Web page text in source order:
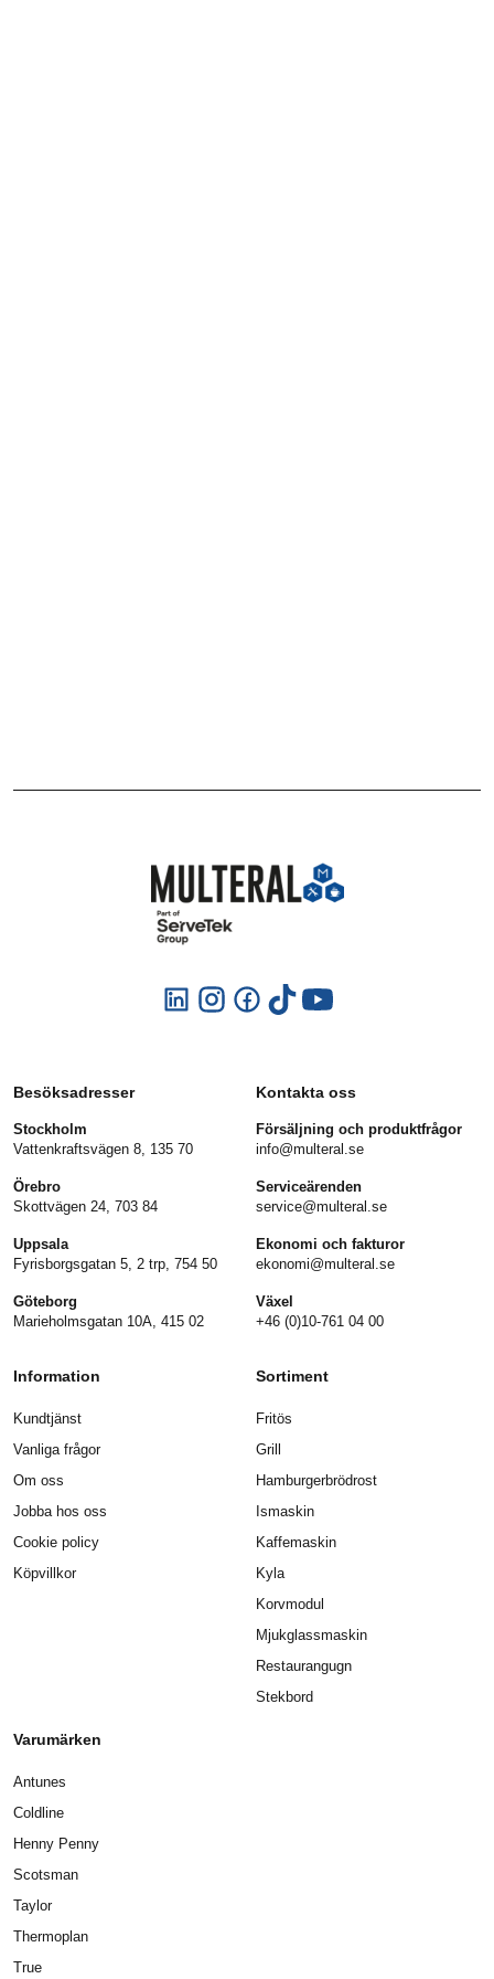
Besöksadresser
Stockholm
Vattenkraftsvägen 8, 135 70
Örebro
Skottvägen 24, 703 84
Uppsala
Fyrisborgsgatan 5, 2 trp, 754 50
Göteborg
Marieholmsgatan 10A, 415 02
Kontakta oss
Försäljning och produktfrågor
info@multeral.se
Serviceärenden
service@multeral.se
Ekonomi och fakturor
ekonomi@multeral.se
Växel
+46 (0)10-761 04 00
Information
Kundtjänst
Vanliga frågor
Om oss
Jobba hos oss
Cookie policy
Köpvillkor
Sortiment
Fritös
Grill
Hamburgerbrödrost
Ismaskin
Kaffemaskin
Kyla
Korvmodul
Mjukglassmaskin
Restaurangugn
Stekbord
Varumärken
Antunes
Coldline
Henny Penny
Scotsman
Taylor
Thermoplan
True